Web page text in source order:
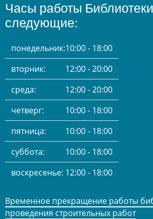
Часы работы Библиотеки
следующие:
понедельник:10:00 - 18:00
вторник:
12:00 - 20:00
среда:
12:00 - 20:00
четверг:
10:00 - 18:00
пятница:
10:00 - 18:00
суббота:
10:00 - 18:00
воскресенье: 12:00 - 18:00
Временное прекращение работы
проведения строительных работ